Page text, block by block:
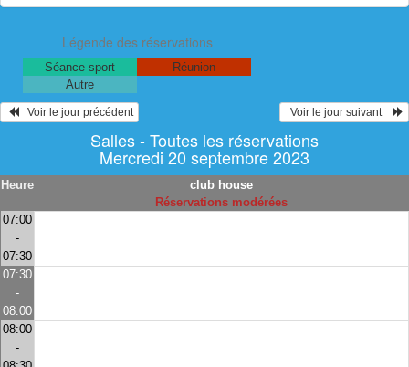
Légende des réservations
Séance sport
Réunion
Autre
   Voir le jour précédent
  Voir le jour suivant
Salles - Toutes les réservations
Mercredi 20 septembre 2023
Heure
club house
Réservations modérées
07:00
-
07:30
07:30
-
08:00
08:00
-